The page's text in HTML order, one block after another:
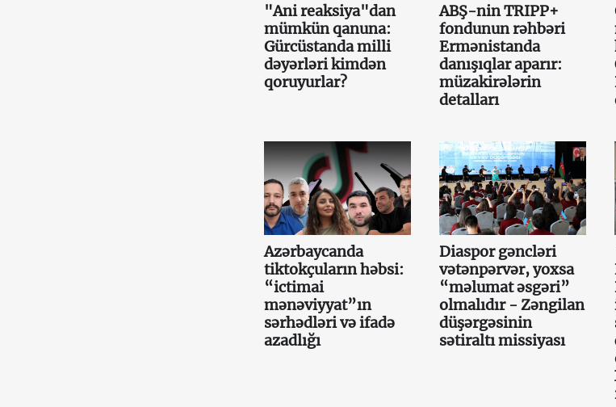
"Ani reaksiya"dan
mümkün qanuna:
Gürcüstanda milli
dəyərləri kimdən
qoruyurlar?
ABŞ-nin TRIPP+
fondunun rəhbəri
Ermənistanda
danışıqlar aparır:
müzakirələrin
detalları
Azərbaycanda
tiktokçuların həbsi:
“ictimai
mənəviyyat”ın
sərhədləri və ifadə
azadlığı
Diaspor gəncləri
vətənpərvər, yoxsa
“məlumat əsgəri”
olmalıdır - Zəngilan
düşərgəsinin
sətiraltı missiyası